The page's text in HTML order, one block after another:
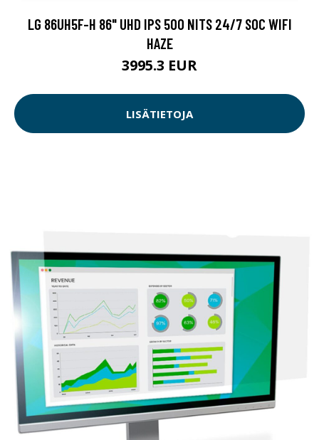
LG 86UH5F-H 86" UHD IPS 500 NITS 24/7 SOC WIFI
HAZE
3995.3 EUR
LISÄTIETOJA